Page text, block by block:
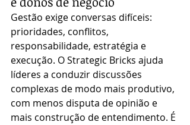
Gestão exige conversas difíceis:
prioridades, conflitos,
responsabilidade, estratégia e
execução. O Strategic Bricks ajuda
líderes a conduzir discussões
complexas de modo mais produtivo,
com menos disputa de opinião e
mais construção de entendimento. É